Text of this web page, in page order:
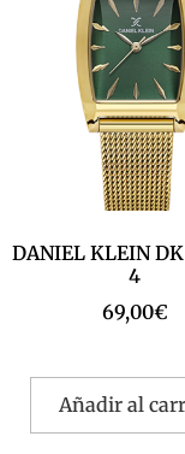
DANIEL KLEIN
4
69,00€
Añadir al